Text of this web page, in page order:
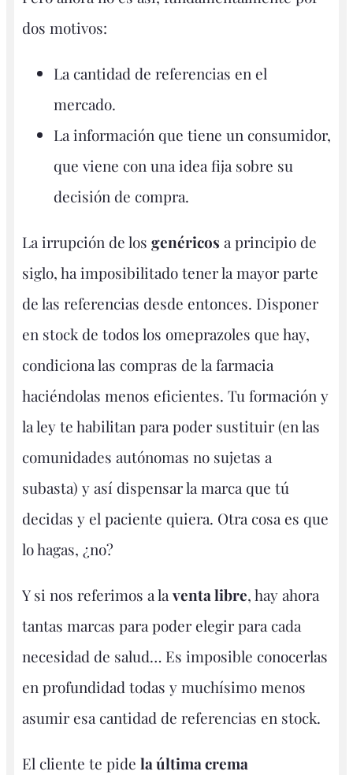
dos motivos:
La cantidad de referencias en el
mercado.
La información que tiene un consumidor,
que viene con una idea fija sobre su
decisión de compra.
La irrupción de los genéricos a principio de
siglo, ha imposibilitado tener la mayor parte
de las referencias desde entonces. Disponer
en stock de todos los omeprazoles que hay,
condiciona las compras de la farmacia
haciéndolas menos eficientes. Tu formación y
la ley te habilitan para poder sustituir (en las
comunidades autónomas no sujetas a
subasta) y así dispensar la marca que tú
decidas y el paciente quiera. Otra cosa es que
lo hagas, ¿no?
Y si nos referimos a la venta libre, hay ahora
tantas marcas para poder elegir para cada
necesidad de salud… Es imposible conocerlas
en profundidad todas y muchísimo menos
asumir esa cantidad de referencias en stock.
El cliente te pide la última crema